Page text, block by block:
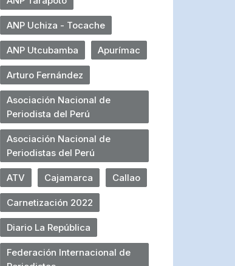
ANP Uchiza - Tocache
ANP Utcubamba Apurímac
Arturo Fernández
Asociación Nacional de
Periodista del Perú
Asociación Nacional de
Periodistas del Perú
ATV Cajamarca Callao
Carnetización 2022
Diario La República
Federación Internacional de